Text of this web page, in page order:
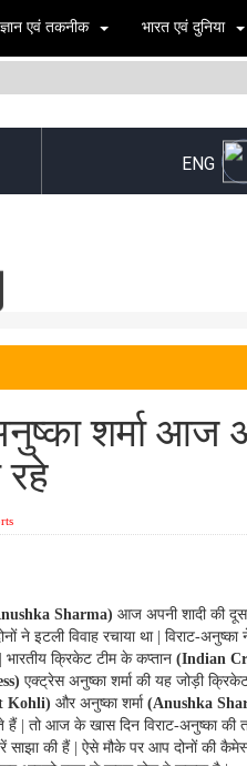
एवं तकनीक भारत एवं दुनिया
शर्मा आज
रहे
Sharma) आज अपनी शादी की
ने इटली विवाह रचाया था | विराट-
भारतीय क्रिकेट टीम के कप्तान (Indian
एक्ट्रेस अनुष्का शर्मा की यह जोड़ी
Kohli) और अनुष्का शर्मा (Anushka
| तो आज के खास दिन विराट-अनुष्का की
साझा की हैं | ऐसे मौके पर आप दोनों की